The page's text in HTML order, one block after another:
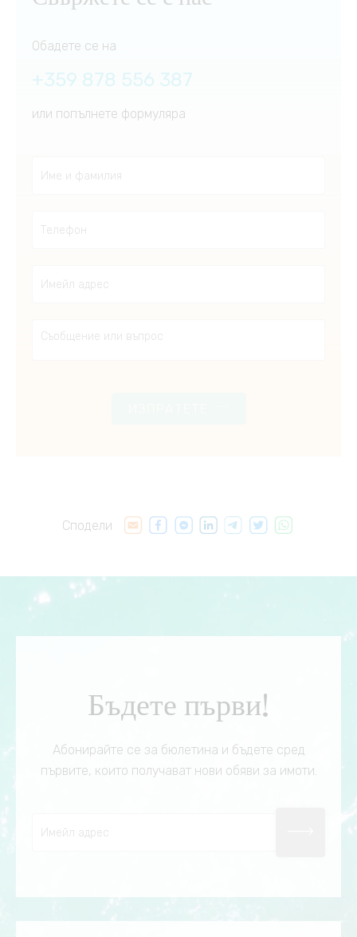
Сподели
Обадете се на
+359 878 556 387
или попълнете формуляра
Бъдете първи!
Абонирайте се за бюлетина и бъдете сред
първите, които получават нови обяви за имоти.